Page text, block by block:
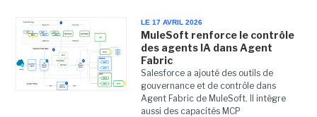
LE 17 AVRIL 2026
MuleSoft renforce le contrôle
des agents IA dans Agent
Fabric
Salesforce a ajouté des outils de
gouvernance et de contrôle dans
Agent Fabric de MuleSoft. Il intègre
aussi des capacités MCP